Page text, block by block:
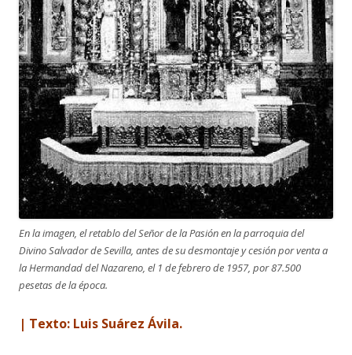
En la imagen, el retablo del Señor de la Pasión en la parroquia del
Divino Salvador de Sevilla, antes de su desmontaje y cesión por venta a
la Hermandad del Nazareno, el 1 de febrero de 1957, por 87.500
pesetas de la época.
| Texto: Luis Suárez Ávila.